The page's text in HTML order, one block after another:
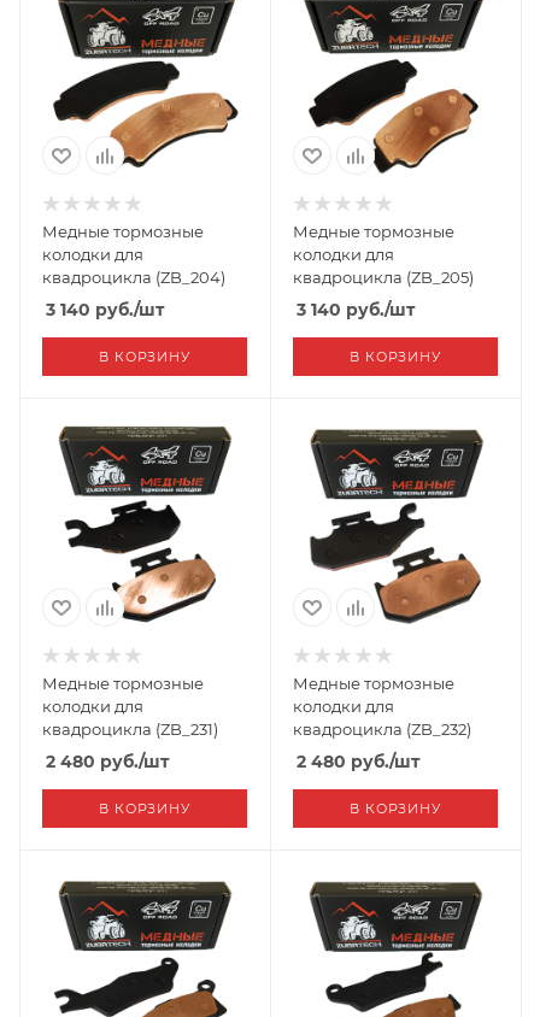
Медные тормозные
колодки для
квадроцикла (ZB_204)
3 140 руб./шт
В КОРЗИНУ
Медные тормозные
колодки для
квадроцикла (ZB_205)
3 140 руб./шт
В КОРЗИНУ
Медные тормозные
колодки для
квадроцикла (ZB_231)
2 480 руб./шт
В КОРЗИНУ
Медные тормозные
колодки для
квадроцикла (ZB_232)
2 480 руб./шт
В КОРЗИНУ